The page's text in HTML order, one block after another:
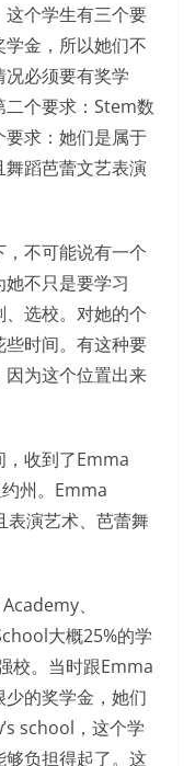
个学生有三个要
金，所以她们不
必须要有奖学
个要求：Stem数
求：她们是属于
蹈芭蕾文艺表演
不可能说有一个
不只是要学习
选校。对她的个
时间。有这种要
为这个位置出来
，收到了Emma
州。Emma
演艺术、芭蕾舞
、
大概25%的学
校。当时跟Emma
的奖学金，她们
school，这个学
负担得起了。这